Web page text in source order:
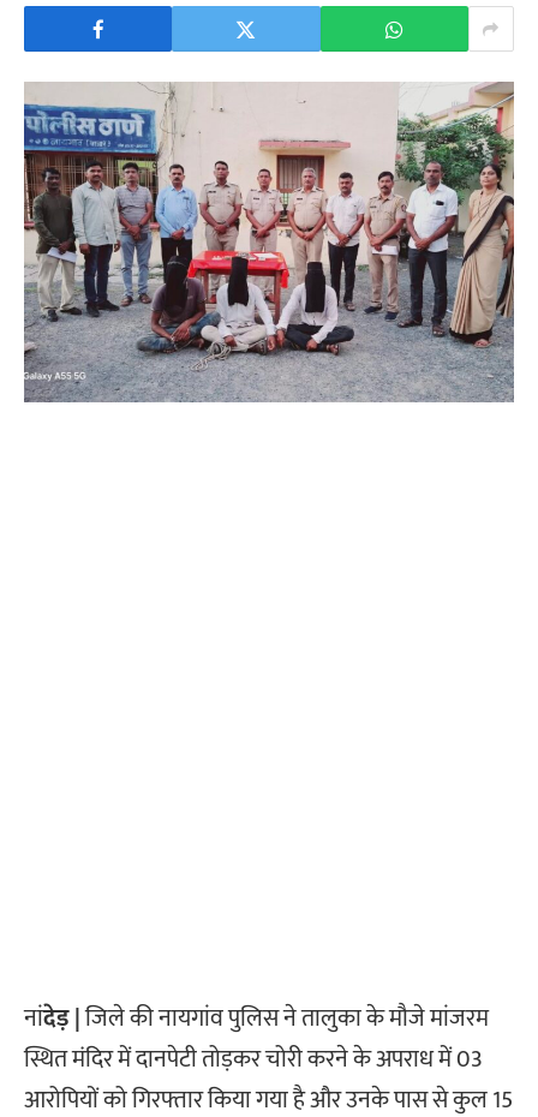
नांदेड़ |जिले की नायगांव पुलिस ने तालुका के मौजे मांजरम
स्थित मंदिर में दानपेटी तोड़कर चोरी करने के अपराध में 03
आरोपियों को गिरफ्तार किया गया है और उनके पास से कुल 15